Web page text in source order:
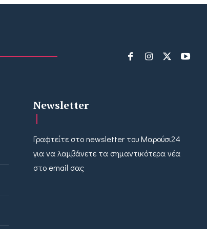
Newsletter
Γραφτείτε στο newsletter του Μαρούσι24
για να λαμβάνετε τα σημαντικότερα νέα
στο email σας